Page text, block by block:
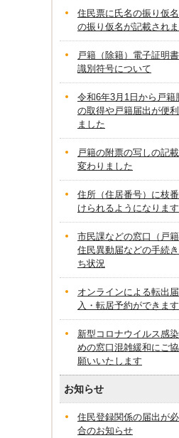
住民票に氏名の振り仮
の振り仮名が記載され
戸籍（除籍）電子証明
識別符号について
令和6年3月1日から戸籍
の取得や戸籍届出が便
ました
戸籍の附票の写しの記
変わりました
住所（住居番号）に枝
けられるようになります
市民課などの窓口（戸籍
住民異動届などの手続
ち状況
オンラインによる転出
入・転居予約ができます
新型コロナウイルス感
めの窓口混雑緩和にご
願いいたします
お知らせ
住民登録関係の届出が
合のお知らせ